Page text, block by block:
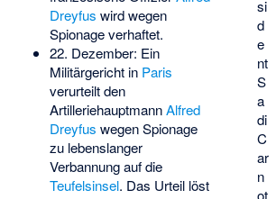
si
d
e
nt
S
a
di
C
ar
n
ot
Dreyfus wird wegen
Spionage verhaftet.
22. Dezember: Ein
Militärgericht in Paris
verurteilt den
ArtilleriehauptmannAlfred
Dreyfus wegen Spionage
zu lebenslanger
Verbannung auf die
Teufelsinsel. Das Urteil löst